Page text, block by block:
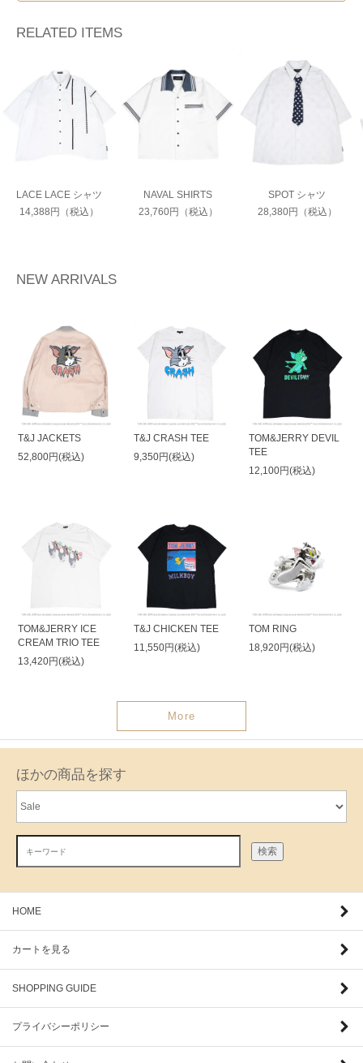
RELATED ITEMS
LACE LACE シャツ
14,388円（税込）
NAVAL SHIRTS
23,760円（税込）
SPOT シャツ
28,380円（税込）
NEW ARRIVALS
T&J JACKETS
52,800円(税込)
T&J CRASH TEE
9,350円(税込)
TOM&JERRY DEVIL
TEE
12,100円(税込)
TOM&JERRY ICE
CREAM TRIO TEE
13,420円(税込)
T&J CHICKEN TEE
11,550円(税込)
TOM RING
18,920円(税込)
More
ほかの商品を探す
検索
HOME
カートを見る
SHOPPING GUIDE
プライバシーポリシー